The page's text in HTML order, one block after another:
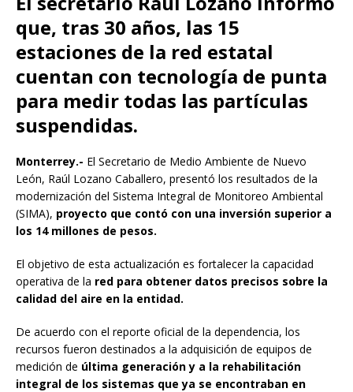
que, tras 30 años, las 15
estaciones de la red estatal
cuentan con tecnología de punta
para medir todas las partículas
suspendidas.
Monterrey.- El Secretario de Medio Ambiente de Nuevo
León, Raúl Lozano Caballero, presentó los resultados de la
modernización del Sistema Integral de Monitoreo Ambiental
(SIMA), proyecto que contó con una inversión superior a
los 14 millones de pesos.
El objetivo de esta actualización es fortalecer la capacidad
operativa de la red para obtener datos precisos sobre la
calidad del aire en la entidad.
De acuerdo con el reporte oficial de la dependencia, los
recursos fueron destinados a la adquisición de equipos de
medición de última generación y a la rehabilitación
integral de los sistemas que ya se encontraban en